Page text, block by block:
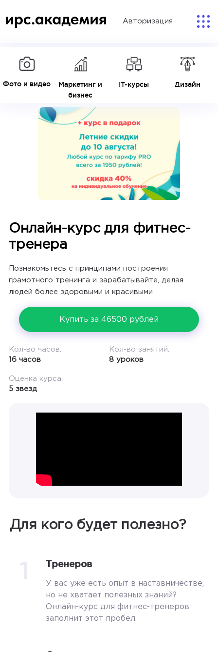
Авторизация
Фото и видео
Маркетинг и
бизнес
IT-курсы Дизайн
Онлайн-курс для фитнес-
тренера
Познакомьтесь с принципами построения
грамотного тренинга и зарабатывайте, делая
людей более здоровыми и красивыми
Купить за 46500 рублей
Кол-во часов:
16 часов
Кол-во занятий:
8 уроков
Оценка курса
5 звезд
Для кого будет полезно?
Тренеров
У вас уже есть опыт в наставничестве,
но не хватает полезных знаний?
Онлайн-курс для фитнес-тренеров
заполнит этот пробел.